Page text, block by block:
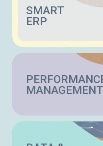
SMART
ERP
MANAGEMENT